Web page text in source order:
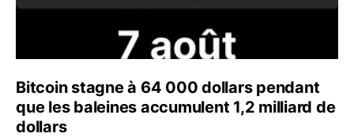
Bitcoin stagne à 64 000 dollars pendant
que les baleines accumulent 1,2 milliard de
dollars